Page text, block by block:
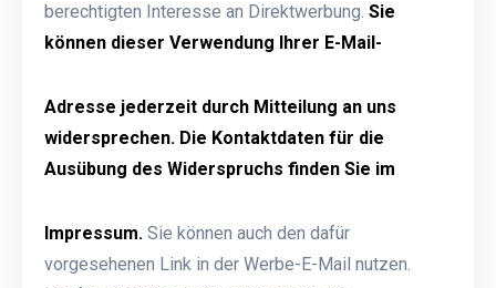
berechtigten Interesse an Direktwerbung. Sie
können dieser Verwendung Ihrer E-Mail-
Adresse jederzeit durch Mitteilung an uns
widersprechen. Die Kontaktdaten für die
Ausübung des Widerspruchs finden Sie im
Impressum. Sie können auch den dafür
vorgesehenen Link in der Werbe-E-Mail nutzen.